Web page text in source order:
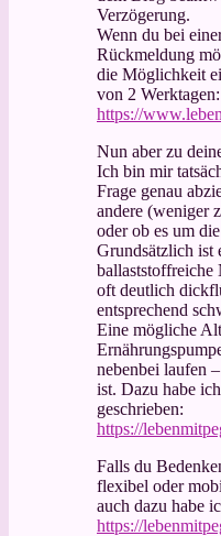
Verzögerung.
Wenn du bei
Rückmeldung
die Möglichkeit
von 2 Werktagen:
https://
Nun aber zu
Ich bin mir
Frage genau
andere (weniger
oder ob es um
Grundsätzlich ist
ballaststoffreiche
oft deutlich
entsprechend
Eine mögliche
nebenbei laufen
ist. Dazu habe
geschrieben:
https://
Falls du
flexibel oder
auch dazu habe
https://